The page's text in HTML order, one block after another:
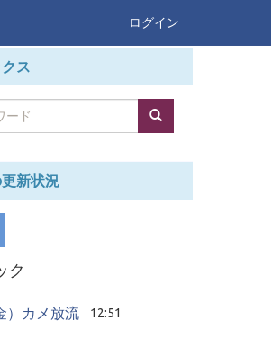
ログイン
ス
新状況
ク
）カメ放流 12:51